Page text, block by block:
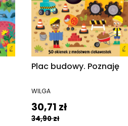
Plac budowy. Poznaję
PRODUCENT
WILGA
Cena promocyjna
30,71 zł
34,90 zł